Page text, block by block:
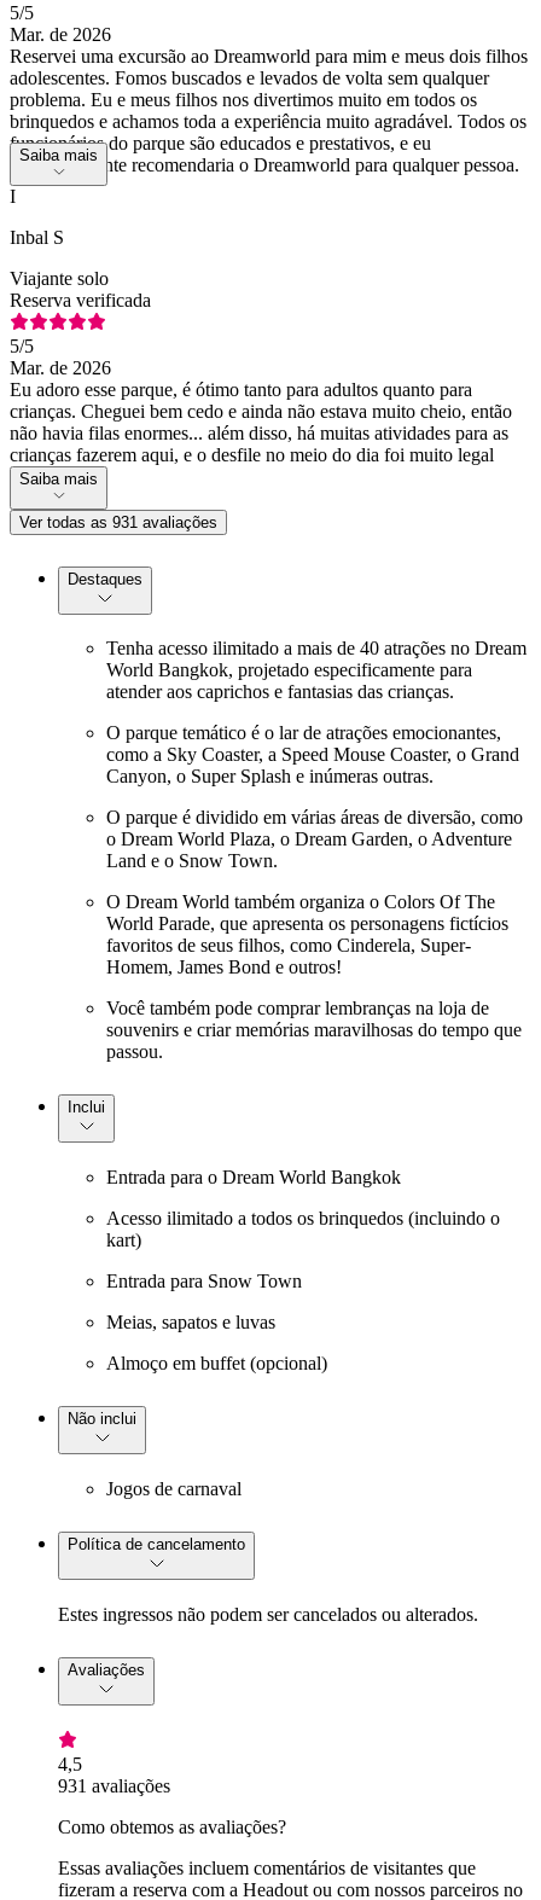
5/5
Mar. de 2026
Reservei uma excursão ao Dreamworld para mim e meus dois filhos
adolescentes. Fomos buscados e levados de volta sem qualquer
problema. Eu e meus filhos nos divertimos muito em todos os
brinquedos e achamos toda a experiência muito agradável. Todos os
funcionários do parque são educados e prestativos, e eu
definitivamente recomendaria o Dreamworld para qualquer pessoa.
Saiba mais
I
Inbal S
Viajante solo
Reserva verificada
5/5
Mar. de 2026
Eu adoro esse parque, é ótimo tanto para adultos quanto para
crianças. Cheguei bem cedo e ainda não estava muito cheio, então
não havia filas enormes... além disso, há muitas atividades para as
crianças fazerem aqui, e o desfile no meio do dia foi muito legal
Saiba mais
Ver todas as 931 avaliações
Destaques
Tenha acesso ilimitado a mais de 40 atrações no Dream
World Bangkok, projetado especificamente para
atender aos caprichos e fantasias das crianças.
O parque temático é o lar de atrações emocionantes,
como a Sky Coaster, a Speed Mouse Coaster, o Grand
Canyon, o Super Splash e inúmeras outras.
O parque é dividido em várias áreas de diversão, como
o Dream World Plaza, o Dream Garden, o Adventure
Land e o Snow Town.
O Dream World também organiza o Colors Of The
World Parade, que apresenta os personagens fictícios
favoritos de seus filhos, como Cinderela, Super-
Homem, James Bond e outros!
Você também pode comprar lembranças na loja de
souvenirs e criar memórias maravilhosas do tempo que
passou.
Inclui
Entrada para o Dream World Bangkok
Acesso ilimitado a todos os brinquedos (incluindo o
kart)
Entrada para Snow Town
Meias, sapatos e luvas
Almoço em buffet (opcional)
Não inclui
Jogos de carnaval
Política de cancelamento
Estes ingressos não podem ser cancelados ou alterados.
Avaliações
4,5
931 avaliações
Como obtemos as avaliações?
Essas avaliações incluem comentários de visitantes que
fizeram a reserva com a Headout ou com nossos parceiros no